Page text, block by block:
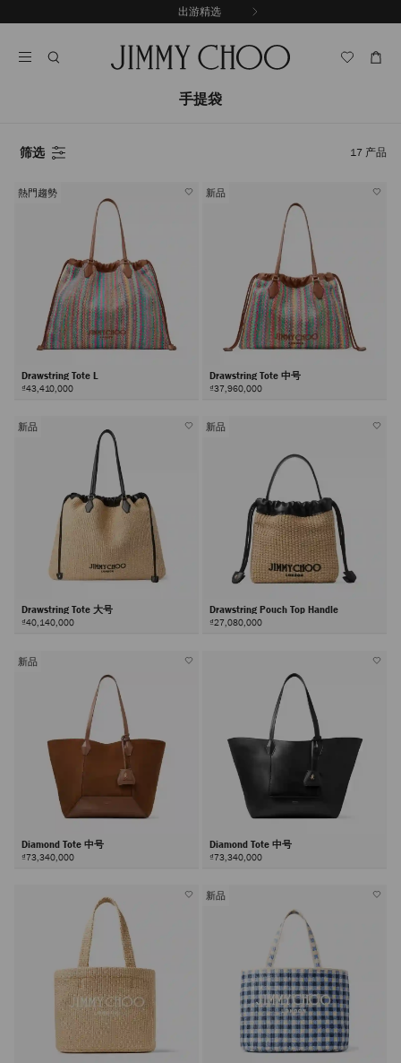
至
探索新品
出游精选
手提袋
筛选 17 产品
熱門趨勢
Drawstring Tote L
₫43,410,000
新品
Drawstring Tote 中号
₫37,960,000
新品
Drawstring Tote 大号
₫40,140,000
新品
Drawstring Pouch Top Handle
₫27,080,000
新品
Diamond Tote 中号
₫73,340,000
Diamond Tote 中号
₫73,340,000
新品